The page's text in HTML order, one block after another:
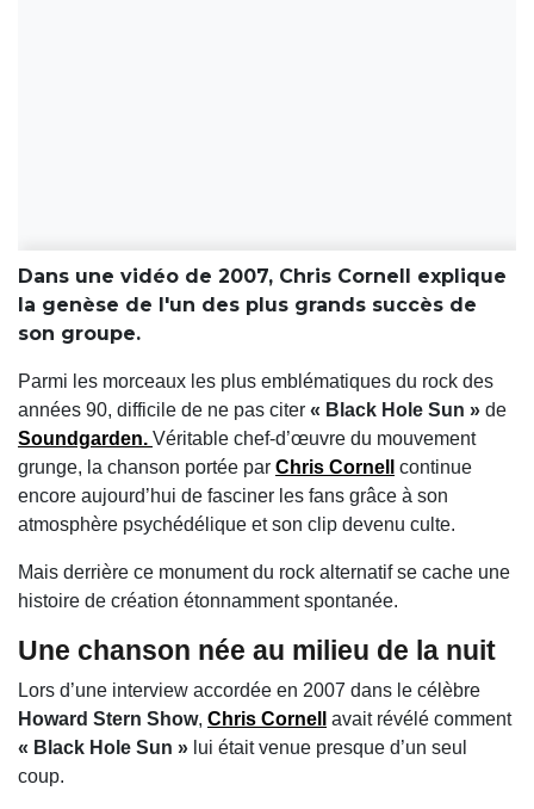
Dans une vidéo de 2007, Chris Cornell explique
la genèse de l'un des plus grands succès de
son groupe.
Parmi les morceaux les plus emblématiques du rock des
années 90, difficile de ne pas citer « Black Hole Sun » de
Soundgarden. Véritable chef-d’œuvre du mouvement
grunge, la chanson portée par Chris Cornell
continue
encore aujourd’hui de fasciner les fans grâce à son
atmosphère psychédélique et son clip devenu culte.
Mais derrière ce monument du rock alternatif se cache une
histoire de création étonnamment spontanée.
Une chanson née au milieu de la nuit
Lors d’une interview accordée en 2007 dans le célèbre
Howard Stern Show, Chris Cornell
avait révélé comment
« Black Hole Sun » lui était venue presque d’un seul
coup.